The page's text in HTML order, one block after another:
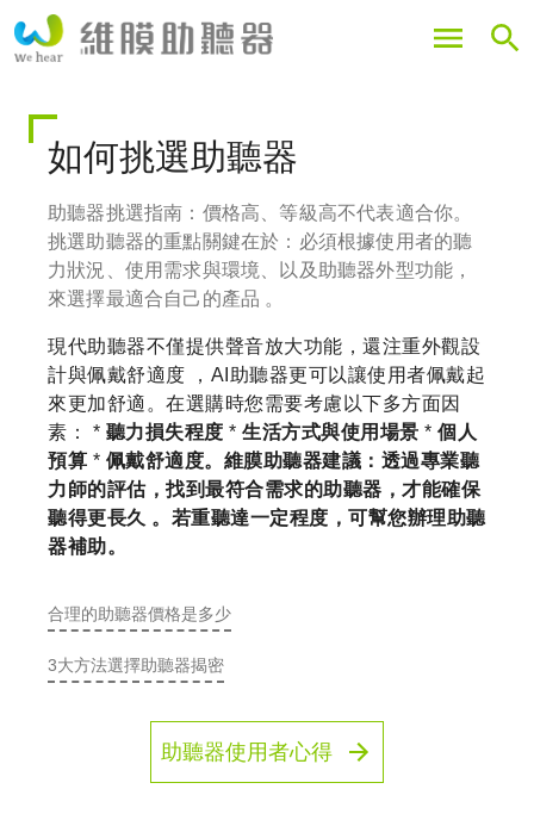
至
如何挑選助聽器
助聽器挑選指南：價格高、等級高不代表適合你。
挑選助聽器的重點關鍵在於：必須根據使用者的聽
力狀況、使用需求與環境、以及助聽器外型功能，
來選擇最適合自己的產品 。
現代助聽器不僅提供聲音放大功能，還注重外觀設
計與佩戴舒適度 ，AI助聽器更可以讓使用者佩戴起
來更加舒適 。在選購時您需要考慮以下多方面因
素： * 聽力損失程度 * 生活方式與使用場景 * 個人
預算 * 佩戴舒適度。維膜助聽器建議：透過專業聽
力師的評估，找到最符合需求的助聽器，才能確保
聽得更長久 。若重聽達一定程度，可幫您辦理助聽
器補助。
合理的助聽器價格是多少
3大方法選擇助聽器揭密
助聽器使用者心得